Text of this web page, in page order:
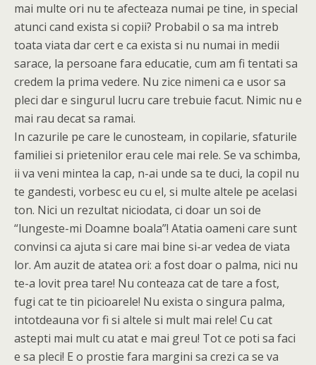
mai multe ori nu te afecteaza numai pe tine, in special
atunci cand exista si copii? Probabil o sa ma intreb
toata viata dar cert e ca exista si nu numai in medii
sarace, la persoane fara educatie, cum am fi tentati sa
credem la prima vedere. Nu zice nimeni ca e usor sa
pleci dar e singurul lucru care trebuie facut. Nimic nu e
mai rau decat sa ramai.
In cazurile pe care le cunosteam, in copilarie, sfaturile
familiei si prietenilor erau cele mai rele. Se va schimba,
ii va veni mintea la cap, n-ai unde sa te duci, la copil nu
te gandesti, vorbesc eu cu el, si multe altele pe acelasi
ton. Nici un rezultat niciodata, ci doar un soi de
“lungeste-mi Doamne boala”! Atatia oameni care sunt
convinsi ca ajuta si care mai bine si-ar vedea de viata
lor. Am auzit de atatea ori: a fost doar o palma, nici nu
te-a lovit prea tare! Nu conteaza cat de tare a fost,
fugi cat te tin picioarele! Nu exista o singura palma,
intotdeauna vor fi si altele si mult mai rele! Cu cat
astepti mai mult cu atat e mai greu! Tot ce poti sa faci
e sa pleci! E o prostie fara margini sa crezi ca se va